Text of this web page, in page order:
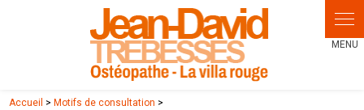
Accueil >Motifs de consultation >
Panneau de gestion des cookies